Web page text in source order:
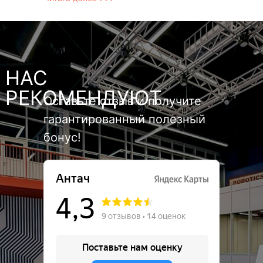
Оставьте отзыв и получите
гарантированный полезный
бонус!
НАС
РЕКОМЕНДУЮТ